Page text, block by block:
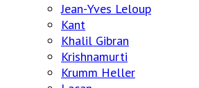
Jean-Yves Leloup
Kant
Khalil Gibran
Krishnamurti
Krumm Heller